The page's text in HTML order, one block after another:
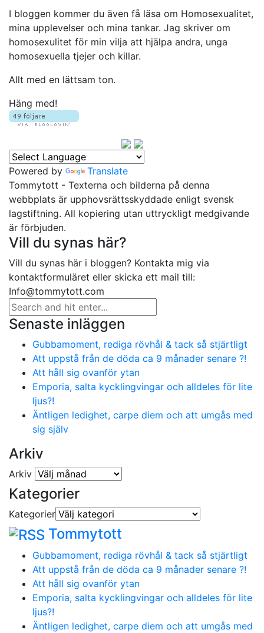
I bloggen kommer du även få läsa om Homosexualitet,
mina upplevelser och mina tankar. Jag skriver om
homosexulitet för min vilja att hjälpa andra, unga
homosexuella tjejer och killar.
Allt med en lättsam ton.
Häng med!
Powered by
Translate
Tommytott - Texterna och bilderna på denna
webbplats är upphovsrättsskyddade enligt svensk
lagstiftning. All kopiering utan uttryckligt medgivande
är förbjuden.
Vill du synas här?
Vill du synas här i bloggen? Kontakta mig via
kontaktformuläret eller skicka ett mail till:
Info@tommytott.com
Senaste inläggen
Gubbamoment, rediga rövhål & tack så stjärtligt
Att uppstå från de döda ca 9 månader senare ?!
Att håll sig ovanför ytan
Emporia, salta kycklingvingar och alldeles för lite
ljus?!
Äntligen ledighet, carpe diem och att umgås med
sig själv
Arkiv
Arkiv
Kategorier
Kategorier
Tommytott
Gubbamoment, rediga rövhål & tack så stjärtligt
Att uppstå från de döda ca 9 månader senare ?!
Att håll sig ovanför ytan
Emporia, salta kycklingvingar och alldeles för lite
ljus?!
Äntligen ledighet, carpe diem och att umgås med